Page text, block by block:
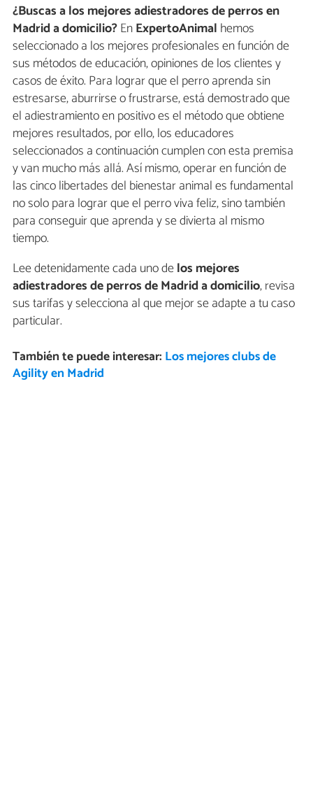
¿Buscas a los mejores adiestradores de perros en
Madrid a domicilio?EnExpertoAnimal hemos
seleccionado a los mejores profesionales en función de
sus métodos de educación, opiniones de los clientes y
casos de éxito. Para lograr que el perro aprenda sin
estresarse, aburrirse o frustrarse, está demostrado que
el adiestramiento en positivo es el método que obtiene
mejores resultados, por ello, los educadores
seleccionados a continuación cumplen con esta premisa
y van mucho más allá. Así mismo, operar en función de
las cinco libertades del bienestar animal es fundamental
no solo para lograr que el perro viva feliz, sino también
para conseguir que aprenda y se divierta al mismo
tiempo.
Lee detenidamente cada uno delos mejores
adiestradores de perros de Madrid a domicilio, revisa
sus tarifas y selecciona al que mejor se adapte a tu caso
particular.
También te puede interesar: Los mejores clubs de
Agility en Madrid